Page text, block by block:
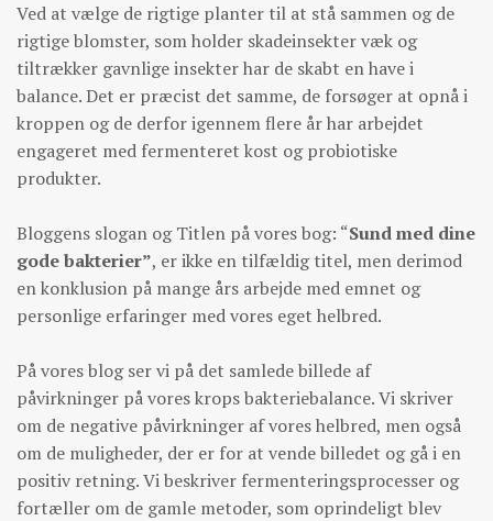
Ved at vælge de rigtige planter til at stå sammen og de
rigtige blomster, som holder skadeinsekter væk og
tiltrækker gavnlige insekter har de skabt en have i
balance. Det er præcist det samme, de forsøger at opnå i
kroppen og de derfor igennem flere år har arbejdet
engageret med fermenteret kost og probiotiske
produkter.
Bloggens slogan og Titlen på vores bog: “Sund med dine
gode bakterier”, er ikke en tilfældig titel, men derimod
en konklusion på mange års arbejde med emnet og
personlige erfaringer med vores eget helbred.
På vores blog ser vi på det samlede billede af
påvirkninger på vores krops bakteriebalance. Vi skriver
om de negative påvirkninger af vores helbred, men også
om de muligheder, der er for at vende billedet og gå i en
positiv retning. Vi beskriver fermenteringsprocesser og
fortæller om de gamle metoder, som oprindeligt blev